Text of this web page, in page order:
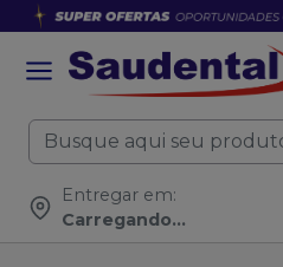
Entregar em:
Carregando...